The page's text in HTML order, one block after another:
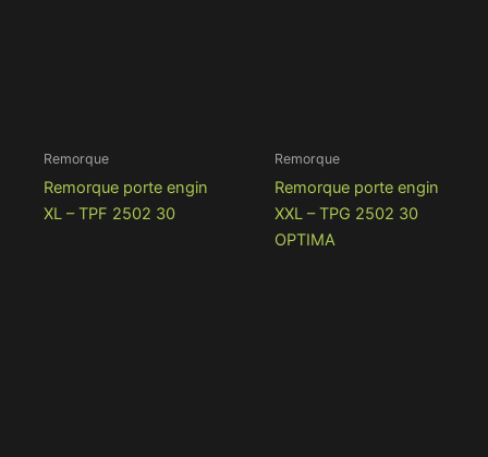
Remorque
Remorque porte engin
XL – TPF 2502 30
Remorque
Remorque porte engin
XXL – TPG 2502 30
OPTIMA